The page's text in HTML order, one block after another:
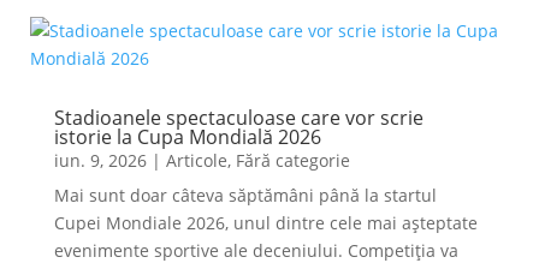
Stadioanele spectaculoase care vor scrie
istorie la Cupa Mondială 2026
iun. 9, 2026| Articole, Fără categorie
Mai sunt doar câteva săptămâni până la startul
Cupei Mondiale 2026, unul dintre cele mai așteptate
evenimente sportive ale deceniului. Competiția va